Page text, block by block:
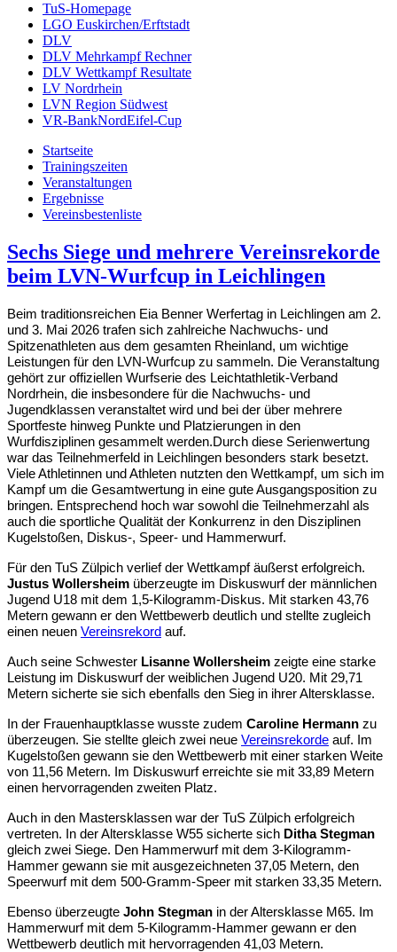
TuS-Homepage
LGO Euskirchen/Erftstadt
DLV
DLV Mehrkampf Rechner
DLV Wettkampf Resultate
LV Nordrhein
LVN Region Südwest
VR-BankNordEifel-Cup
Startseite
Trainingszeiten
Veranstaltungen
Ergebnisse
Vereinsbestenliste
Sechs Siege und mehrere Vereinsrekorde
beim LVN-Wurfcup in Leichlingen
Beim traditionsreichen Eia Benner Werfertag in Leichlingen am 2.
und 3. Mai 2026 trafen sich zahlreiche Nachwuchs- und
Spitzenathleten aus dem gesamten Rheinland, um wichtige
Leistungen für den LVN-Wurfcup zu sammeln. Die Veranstaltung
gehört zur offiziellen Wurfserie des Leichtathletik-Verband
Nordrhein, die insbesondere für die Nachwuchs- und
Jugendklassen veranstaltet wird und bei der über mehrere
Sportfeste hinweg Punkte und Platzierungen in den
Wurfdisziplinen gesammelt werden.Durch diese Serienwertung
war das Teilnehmerfeld in Leichlingen besonders stark besetzt.
Viele Athletinnen und Athleten nutzten den Wettkampf, um sich im
Kampf um die Gesamtwertung in eine gute Ausgangsposition zu
bringen. Entsprechend hoch war sowohl die Teilnehmerzahl als
auch die sportliche Qualität der Konkurrenz in den Disziplinen
Kugelstoßen, Diskus-, Speer- und Hammerwurf.
Für den TuS Zülpich verlief der Wettkampf äußerst erfolgreich.
Justus Wollersheim überzeugte im Diskuswurf der männlichen
Jugend U18 mit dem 1,5-Kilogramm-Diskus. Mit starken 43,76
Metern gewann er den Wettbewerb deutlich und stellte zugleich
einen neuen Vereinsrekord auf.
Auch seine Schwester Lisanne Wollersheim zeigte eine starke
Leistung im Diskuswurf der weiblichen Jugend U20. Mit 29,71
Metern sicherte sie sich ebenfalls den Sieg in ihrer Altersklasse.
In der Frauenhauptklasse wusste zudem Caroline Hermann zu
überzeugen. Sie stellte gleich zwei neue Vereinsrekorde auf. Im
Kugelstoßen gewann sie den Wettbewerb mit einer starken Weite
von 11,56 Metern. Im Diskuswurf erreichte sie mit 33,89 Metern
einen hervorragenden zweiten Platz.
Auch in den Mastersklassen war der TuS Zülpich erfolgreich
vertreten. In der Altersklasse W55 sicherte sich Ditha Stegman
gleich zwei Siege. Den Hammerwurf mit dem 3-Kilogramm-
Hammer gewann sie mit ausgezeichneten 37,05 Metern, den
Speerwurf mit dem 500-Gramm-Speer mit starken 33,35 Metern.
Ebenso überzeugte John Stegman in der Altersklasse M65. Im
Hammerwurf mit dem 5-Kilogramm-Hammer gewann er den
Wettbewerb deutlich mit hervorragenden 41,03 Metern.